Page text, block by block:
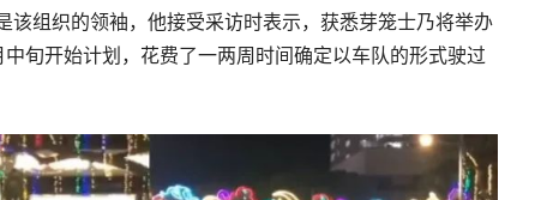
该组织的领袖，他接受采访时表示，获悉芽笼士乃将举办
旬开始计划，花费了一两周时间确定以车队的形式驶过